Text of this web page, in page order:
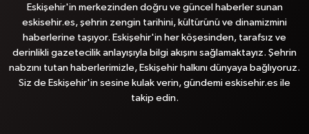
Eskişehir'in merkezinden doğru ve güncel haberler sunan
eskisehir.es, şehrin zengin tarihini, kültürünü ve dinamizmini
haberlerine taşıyor. Eskişehir'in her köşesinden, tarafsız ve
derinlikli gazetecilik anlayışıyla bilgi akışını sağlamaktayız. Şehrin
nabzını tutan haberlerimizle, Eskişehir halkını dünyaya bağlıyoruz.
Siz de Eskişehir'in sesine kulak verin, gündemi eskisehir.es ile
takip edin.